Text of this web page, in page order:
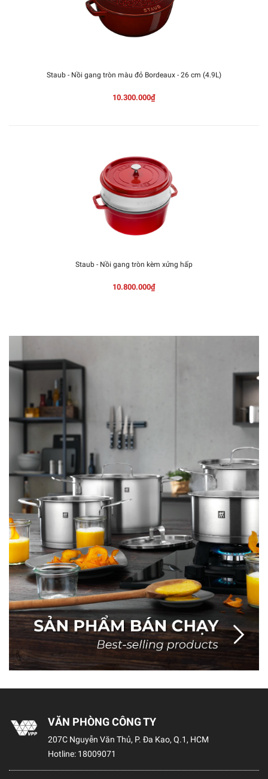
Staub - Nồi gang tròn màu đỏ Bordeaux - 26 cm (4.9L)
10.300.000₫
Staub - Nồi gang tròn kèm xửng hấp
10.800.000₫
VĂN PHÒNG CÔNG TY
207C Nguyễn Văn Thủ, P. Đa Kao, Q.1, HCM
Hotline: 18009071